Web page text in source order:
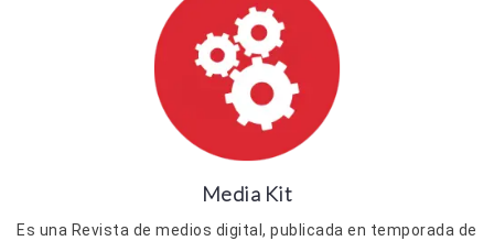
Media Kit
Es una Revista de medios digital, publicada en temporada de